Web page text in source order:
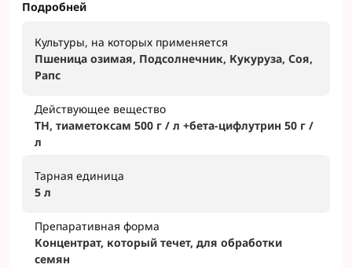
Подробней
Культуры, на которых применяется
Пшеница озимая, Подсолнечник, Кукуруза, Соя,
Рапс
Действующее вещество
ТН, тиаметоксам 500 г / л +бета-цифлутрин 50 г /
л
Тарная единица
5 л
Препаративная форма
Концентрат, который течет, для обработки
семян